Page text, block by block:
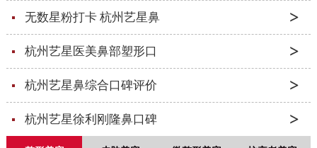
无数星粉打卡 杭州艺星鼻
杭州艺星医美鼻部塑形口
杭州艺星鼻综合口碑评价
杭州艺星徐利刚隆鼻口碑